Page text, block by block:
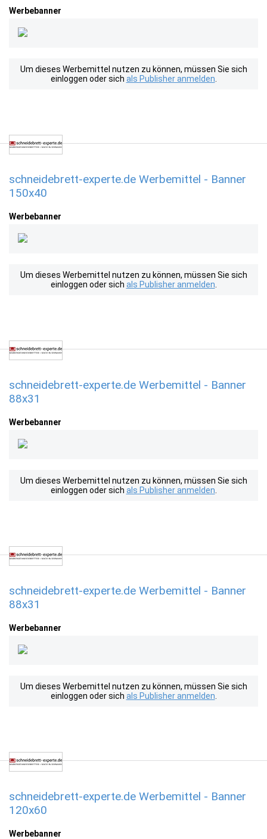
Werbebanner
Um dieses Werbemittel nutzen zu können, müssen Sie sich
einloggen oder sich als Publisher anmelden
schneidebrett-experte.de Werbemittel - Banner
150x40
Werbebanner
Um dieses Werbemittel nutzen zu können, müssen Sie sich
einloggen oder sich als Publisher anmelden
schneidebrett-experte.de Werbemittel - Banner
88x31
Werbebanner
Um dieses Werbemittel nutzen zu können, müssen Sie sich
einloggen oder sich als Publisher anmelden
schneidebrett-experte.de Werbemittel - Banner
88x31
Werbebanner
Um dieses Werbemittel nutzen zu können, müssen Sie sich
einloggen oder sich als Publisher anmelden
schneidebrett-experte.de Werbemittel - Banner
120x60
Werbebanner